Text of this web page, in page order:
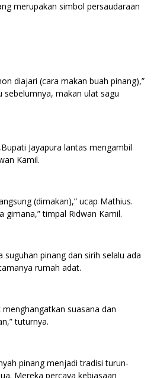
merupakan simbol persaudaraan
diajari (cara makan buah pinang),”
sebelumnya, makan ulat sagu
Jayapura lantas mengambil
Kamil.
(dimakan),” ucap Mathius.
gimana,” timpal Ridwan Kamil.
suguhan pinang dan sirih selalu ada
rumah adat.
suasana dan
tuturnya.
pinang menjadi tradisi turun-
Mereka percaya kebiasaan